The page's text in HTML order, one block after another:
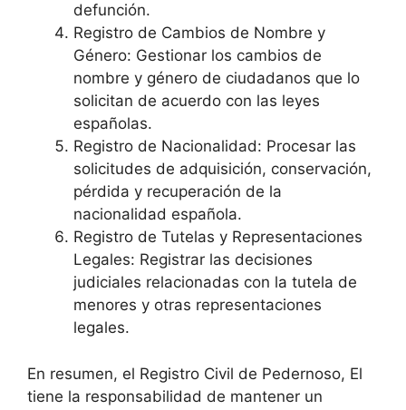
defunción.
Registro de Cambios de Nombre y
Género: Gestionar los cambios de
nombre y género de ciudadanos que lo
solicitan de acuerdo con las leyes
españolas.
Registro de Nacionalidad: Procesar las
solicitudes de adquisición, conservación,
pérdida y recuperación de la
nacionalidad española.
Registro de Tutelas y Representaciones
Legales: Registrar las decisiones
judiciales relacionadas con la tutela de
menores y otras representaciones
legales.
En resumen, el Registro Civil de Pedernoso, El
tiene la responsabilidad de mantener un